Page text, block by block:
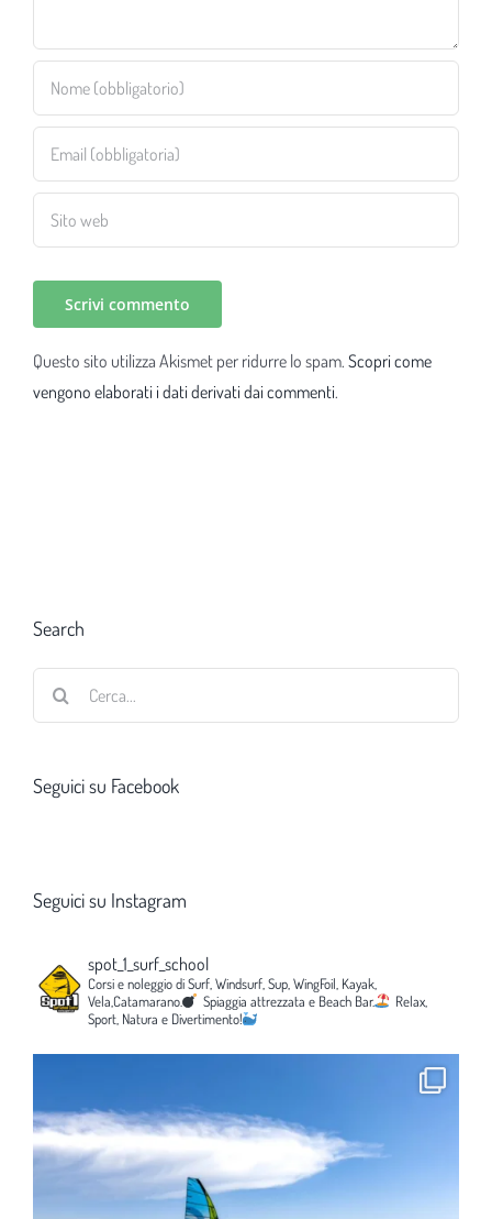
Questo sito utilizza Akismet per ridurre lo spam. Scopri come
vengono elaborati i dati derivati dai commenti.
Search
Seguici su Facebook
Seguici su Instagram
spot_1_surf_school
Corsi e noleggio di Surf, Windsurf, Sup, WingFoil, Kayak,
Vela,Catamarano.
Spiaggia attrezzata e Beach Bar.
Relax,
Sport, Natura e Divertimento!